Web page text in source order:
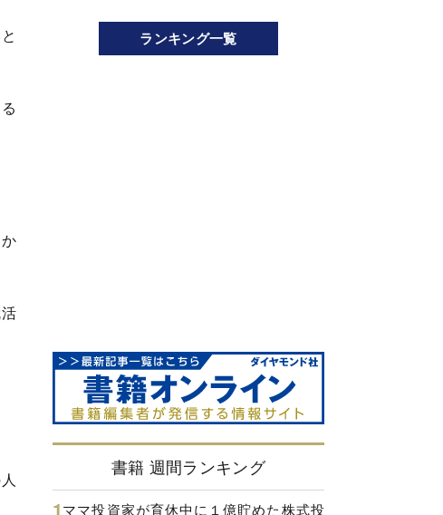
ランキング一覧
書籍 週間ランキング
ママ投資家が育休中に１億貯めた株式投